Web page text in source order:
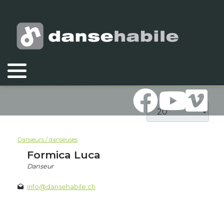
Vous êtes ici :
Danseurs / danseuses
Afficher #
Danseurs / danseuses
Formica Luca
Danseur
info@dansehabile.ch